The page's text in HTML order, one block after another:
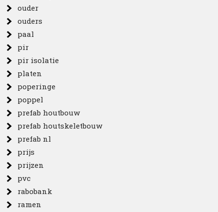
ouder
ouders
paal
pir
pir isolatie
platen
poperinge
poppel
prefab houtbouw
prefab houtskeletbouw
prefab nl
prijs
prijzen
pvc
rabobank
ramen